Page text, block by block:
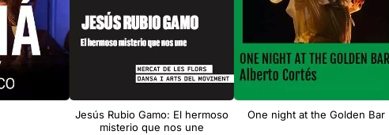
Jesús Rubio Gamo: El hermoso
misterio que nos une
One night at the Golden Bar